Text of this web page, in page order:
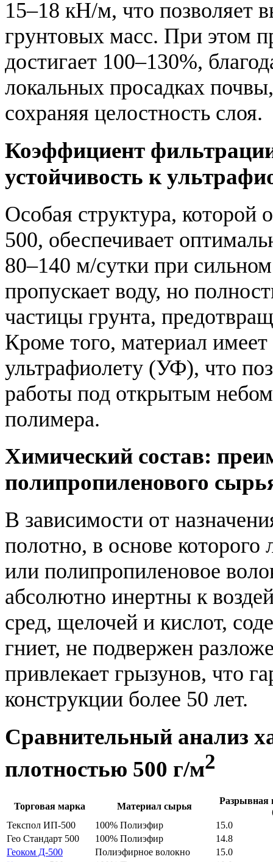
15–18 кН/м, что позволяет
грунтовых масс. При этом
достигает 100–130%,
локальных просадках
сохраняя целостность слоя.
Коэффициент
устойчивость к
Особая структура, которой
500, обеспечивает
80–140 м/сутки при
пропускает воду, но
частицы грунта,
Кроме того, материал
ультрафиолету (УФ), что
работы под открытым
полимера.
Химический состав:
полипропиленового
В зависимости от
полотно, в основе
или полипропиленовое
абсолютно инертны к
сред, щелочей и кислот,
гниет, не подвержен
привлекает грызунов, что
конструкции более 50 лет.
Сравнительный анализ
плотностью 500 г/м2
Торговая марка Материал сырья
Разрывная
Текспол ИП-500
100% Полиэфир
15.0
Гео Стандарт 500
100% Полиэфир
14.8
Геоком Д-500
Полиэфирное волокно
15.0